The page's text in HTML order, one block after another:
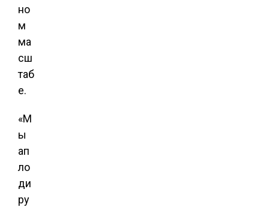
но
м
ма
сш
таб
е.
«М
ы
ап
ло
ди
ру